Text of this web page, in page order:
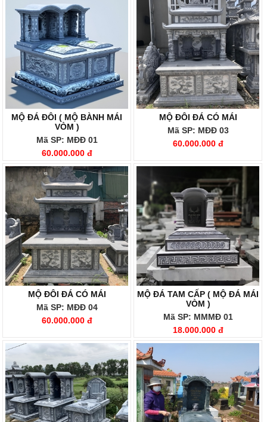
MỘ ĐÁ ĐÔI ( MỘ BÀNH MÁI
VÒM )
Mã SP: MĐĐ 01
60.000.000 đ
MỘ ĐÔI ĐÁ CÓ MÁI
Mã SP: MĐĐ 03
60.000.000 đ
MỘ ĐÔI ĐÁ CÓ MÁI
Mã SP: MĐĐ 04
60.000.000 đ
MỘ ĐÁ TAM CẤP ( MỘ ĐÁ MÁI
VÒM )
Mã SP: MMMĐ 01
18.000.000 đ